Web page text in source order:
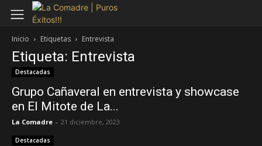
Inicio Etiquetas Entrevista
Etiqueta: Entrevista
Destacadas
Grupo Cañaveral en entrevista y showcase
en El Mitote de La...
La Comadre - 21 diciembre, 2023
Destacadas